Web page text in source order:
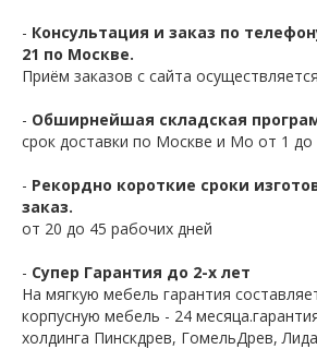
- Консультация и заказ по
21 по Москве.
Приём заказов с сайта
- Обширнейшая складская
срок доставки по Москве и Мо от 1 до
- Рекордно короткие сроки
заказ.
от 20 до 45 рабочих дней
- Супер Гарантия до 2-х лет
На мягкую мебель гарантия
корпусную мебель - 24
холдинга Пинскдрев, ГомельДрев,